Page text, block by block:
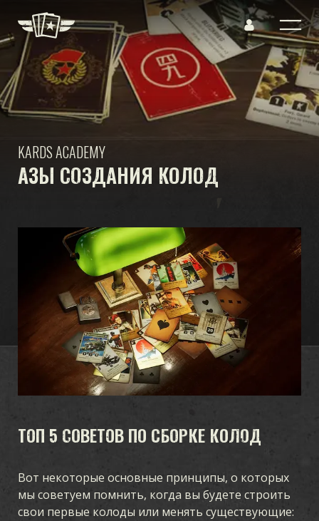
АЗЫ СОЗДАНИЯ КОЛОД
KARDS ACADEMY
ТОП 5 СОВЕТОВ ПО СБОРКЕ КОЛОД
Вот некоторые основные принципы, о которых
мы советуем помнить, когда вы будете строить
свои первые колоды или менять существующие: